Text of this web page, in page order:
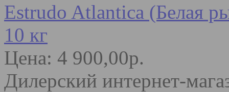
Estrudo Atlantica (Белая
10 кг
Цена: 4 900,00р.
Дилерский интернет-